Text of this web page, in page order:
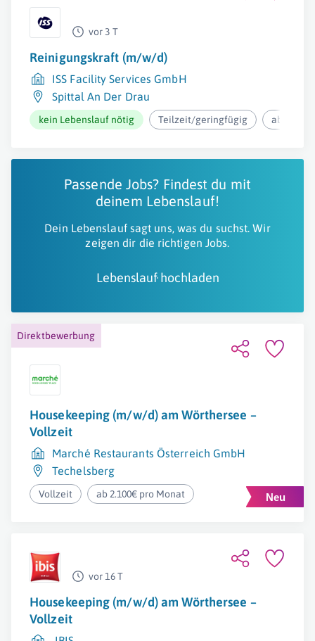
vor 3 T
Reinigungskraft (m/w/d)
ISS Facility Services GmbH
Spittal An Der Drau
kein Lebenslauf nötig Teilzeit/geringfügig ab
Passende Jobs? Findest du mit
deinem Lebenslauf!
Dein Lebenslauf sagt uns, was du suchst. Wir
zeigen dir die richtigen Jobs.
Lebenslauf hochladen
Direktbewerbung
Housekeeping (m/w/d) am Wörthersee –
Vollzeit
Marché Restaurants Österreich GmbH
Techelsberg
Vollzeit ab 2.100€ pro Monat
vor 16 T
Housekeeping (m/w/d) am Wörthersee –
Vollzeit